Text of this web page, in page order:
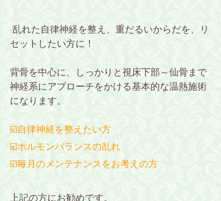
乱れた自律神経を整え、重だるいからだを、リ
セットしたい方に！
背骨を中心に、しっかりと視床下部～仙骨まで
神経系にアプローチをかける基本的な温熱施術
になります。
☑️自律神経を整えたい方
☑️ホルモンバランスの乱れ
☑️毎月のメンテナンスをお考えの方
上記の方にお勧めです。